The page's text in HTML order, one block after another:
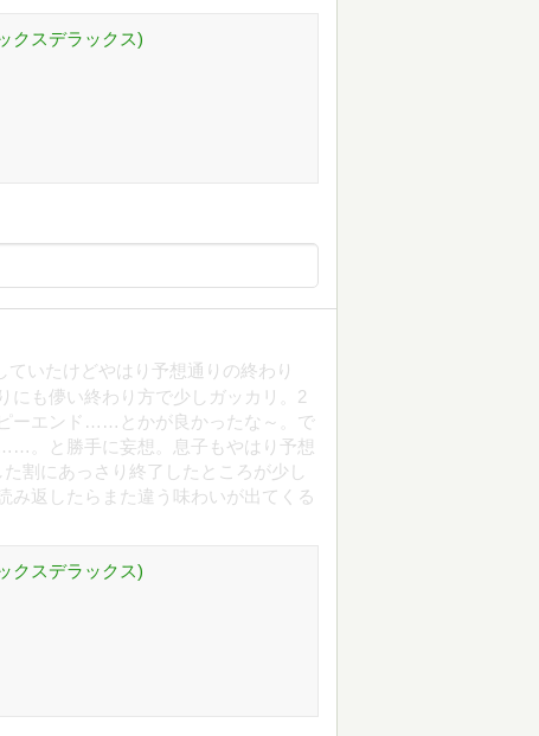
クスデラックス)
いたけどやはり予想通りの終わり
にも儚い終わり方で少しガッカリ。2
ーエンド……とかが良かったな～。で
。と勝手に妄想。息子もやはり予想
割にあっさり終了したところが少し
み返したらまた違う味わいが出てくる
クスデラックス)